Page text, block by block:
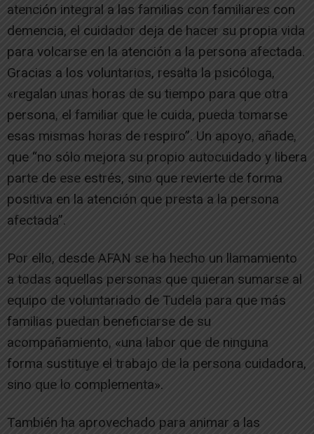
atención integral a las familias con familiares con
demencia, el cuidador deja de hacer su propia vida
para volcarse en la atención a la persona afectada.
Gracias a los voluntarios, resalta la psicóloga,
«regalan unas horas de su tiempo para que otra
persona, el familiar que le cuida, pueda tomarse
esas mismas horas de respiro”. Un apoyo, añade,
que “no sólo mejora su propio autocuidado y libera
parte de ese estrés, sino que revierte de forma
positiva en la atención que presta a la persona
afectada”.
Por ello, desde AFAN se ha hecho un llamamiento
a todas aquellas personas que quieran sumarse al
equipo de voluntariado de Tudela para que más
familias puedan beneficiarse de su
acompañamiento, «una labor que de ninguna
forma sustituye el trabajo de la persona cuidadora,
sino que lo complementa».
También ha aprovechado para animar a las